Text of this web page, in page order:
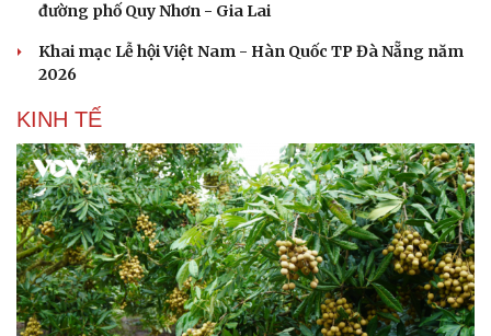
Doanh nghiệp
Doanh nghiệp 24h
Doanh nhân
Vì cộng đồng
Trải nghiệm
Chuyển đổi số
đường phố Quy Nhơn - Gia Lai
Khai mạc Lễ hội Việt Nam - Hàn Quốc TP Đà Nẵng năm
2026
KINH TẾ